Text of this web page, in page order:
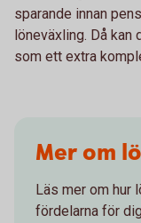
sparande innan
löneväxling. Då kan
som ett extra
Mer om
Läs mer om hur
fördelarna för